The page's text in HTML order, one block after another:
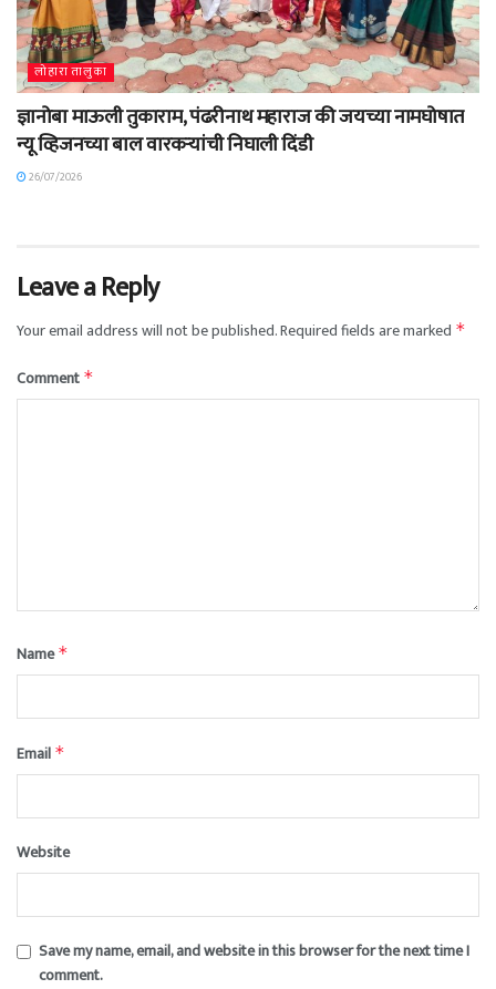
लोहारा तालुका
ज्ञानोबा माऊली तुकाराम, पंढरीनाथ महाराज की जयच्या नामघोषात
न्यू व्हिजनच्या बाल वारकऱ्यांची निघाली दिंडी
26/07/2026
Leave a Reply
Your email address will not be published.Required fields are marked *
Comment *
Name*
Email *
Website
Save my name, email, and website in this browser for the next time I
comment.